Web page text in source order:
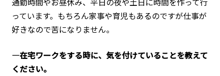
っています。もちろん家事や育児もあるのですが仕事が
好きなので苦になりません。
―在宅ワークをする時に、気を付けていることを教えて
ください。